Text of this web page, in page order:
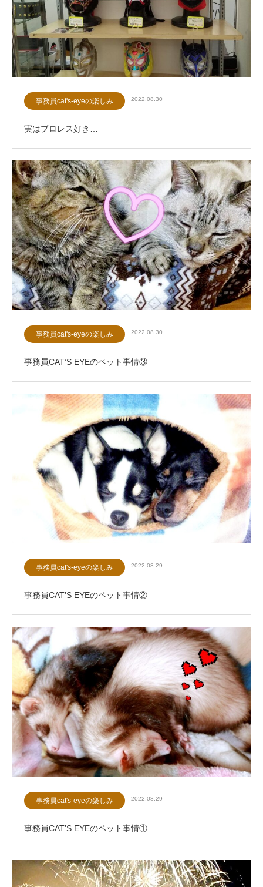
事務員cat's-eyeの楽しみ 2022.08.30
実はプロレス好き…
事務員cat's-eyeの楽しみ 2022.08.30
事務員CAT’S EYEのペット事情③
事務員cat's-eyeの楽しみ 2022.08.29
事務員CAT’S EYEのペット事情②
事務員cat's-eyeの楽しみ 2022.08.29
事務員CAT’S EYEのペット事情①